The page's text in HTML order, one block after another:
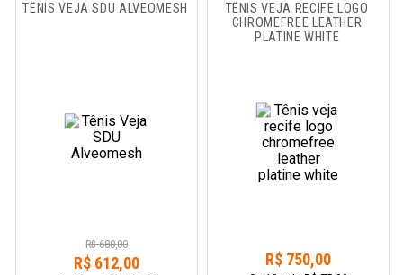
TÊNIS VEJA SDU ALVEOMESH
R$ 680,00
R$ 612,00
TÊNIS VEJA RECIFE LOGO
CHROMEFREE LEATHER
PLATINE WHITE
R$ 750,00